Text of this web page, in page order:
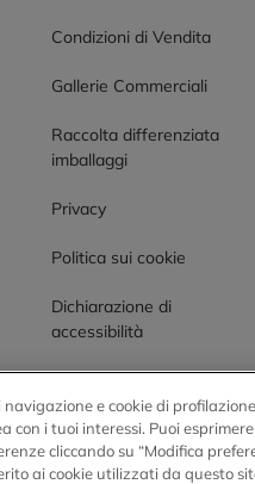
Condizioni di Vendita
Gallerie Commerciali
Raccolta differenziata
imballaggi
Privacy
Politica sui cookie
Dichiarazione di
accessibilità
22070 Montano Lucino (CO)
e cookie di
i tuoi interessi. Puoi
cliccando su “Modifica
ai cookie utilizzati da questo